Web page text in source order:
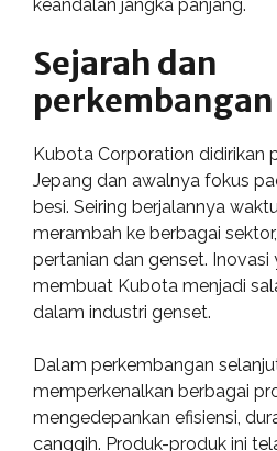
keandalan jangka panjang.
Sejarah dan
Kubota Corporation didirikan
Jepang dan awalnya fokus
besi. Seiring berjalannya
merambah ke berbagai
pertanian dan genset. Inovasi
membuat Kubota menjadi
dalam industri genset.
Dalam perkembangan
memperkenalkan berbagai
mengedepankan efisiensi,
canggih. Produk-produk ini